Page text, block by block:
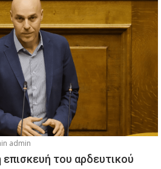
admin
του αρδευτικού